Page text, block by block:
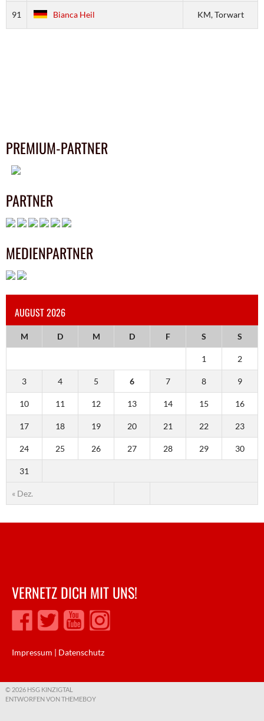
91 Bianca Heil KM, Torwart
PREMIUM-PARTNER
PARTNER
MEDIENPARTNER
AUGUST 2026
M D M D F S S
« Dez.
1 2
3 4 5 6 7 8 9
10 11 12 13 14 15 16
17 18 19 20 21 22 23
24 25 26 27 28 29 30
31
VERNETZ DICH MIT UNS!
Impressum | Datenschutz
© 2026 HSG KINZIGTAL
ENTWORFEN VON THEMEBOY